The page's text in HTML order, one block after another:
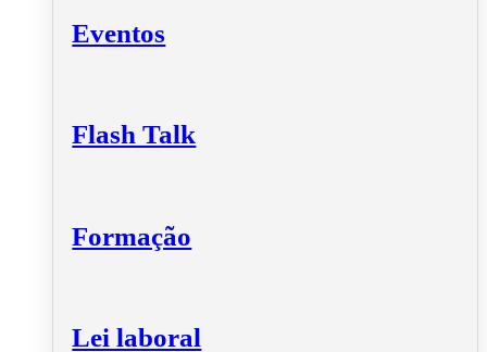
Eventos
Flash Talk
Formação
Lei laboral